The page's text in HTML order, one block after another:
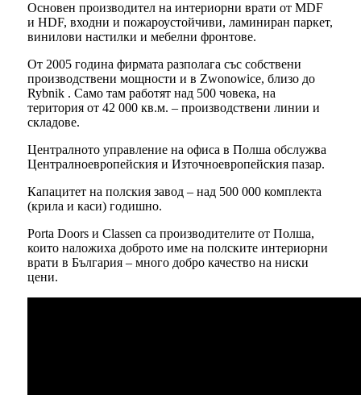
Основен производител на интериорни врати от MDF
и HDF, входни и пожароустойчиви, ламиниран паркет,
винилови настилки и мебелни фронтове.
От 2005 година фирмата разполага със собствени
производствени мощности и в Zwonowice, близо до
Rybnik . Само там работят над 500 човека, на
територия от 42 000 кв.м. – производствени линии и
складове.
Централното управление на офиса в Полша обслужва
Централноевропейския и Източноевропейския пазар.
Капацитет на полския завод – над 500 000 комплекта
(крила и каси) годишно.
Porta Doors и Classen са производителите от Полша,
които наложиха доброто име на полските интериорни
врати в България – много добро качество на ниски
цени.